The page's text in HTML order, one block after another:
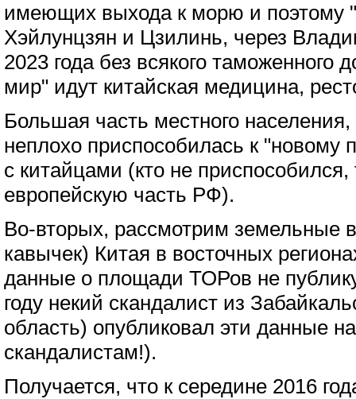
имеющих выхода к морю и поэтому
Хэйлунцзян и Цзилинь, через
2023 года без всякого таможенного
мир" идут китайская медицина,
Большая часть местного населения,
неплохо приспособилась к "новому
с китайцами (кто не приспособился,
европейскую часть РФ).
Во-вторых, рассмотрим земельные
кавычек) Китая в восточных
данные о площади ТОРов не
году некий скандалист из
область) опубликовал эти данные
скандалистам!).
Получается, что к середине 2016